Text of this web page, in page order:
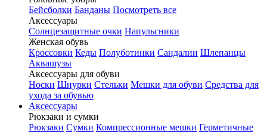
Бейсболки Банданы Посмотреть все
Аксессуары
Солнцезащитные очки Напульсники
Женская обувь
Кроссовки Кеды Полуботинки Сандалии Шлепанцы
Аквашузы
Аксессуары для обуви
Носки Шнурки Стельки Мешки для обуви Средства для
ухода за обувью
Аксессуары
Рюкзаки и сумки
Рюкзаки Сумки Компрессионные мешки Герметичные